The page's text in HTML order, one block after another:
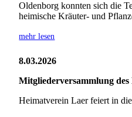
Oldenborg konnten sich die
heimische Kräuter- und
mehr lesen
8.03.2026
Mitgliederversammlung des
Heimatverein Laer feiert in